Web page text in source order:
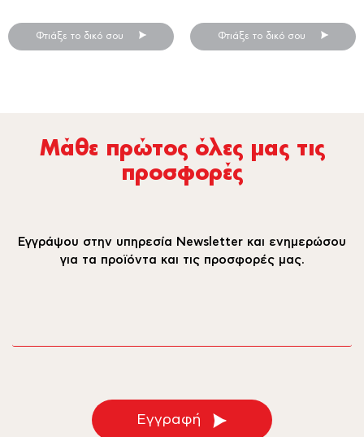
Φτιάξε το δικό σου Φτιάξε το δικό σου
Μάθε πρώτος όλες µας τις
προσφορές
Εγγράψου στην υπηρεσία Newsletter και ενημερώσου
για τα προϊόντα και τις προσφορές μας.
Εγγραφή